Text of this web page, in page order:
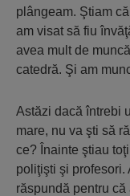
plângeam. Ştiam
am visat să fiu
avea mult de
catedră. Şi am
Astăzi dacă întrebi
mare, nu va şti să
ce? Înainte ştiau
poliţişti şi profesori.
răspundă pentru